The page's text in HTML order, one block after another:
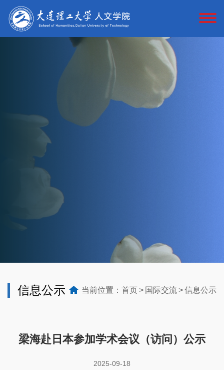
信息公示 当前位置： 首页 国际交流 信息公示
梁海赴日本参加学术会议（访问）公示
2025-09-18